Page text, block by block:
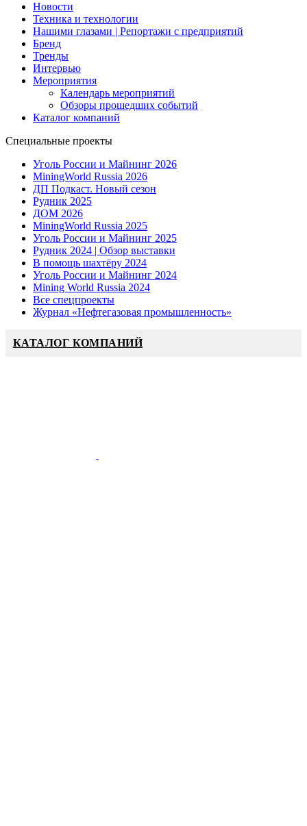
Новости
Техника и технологии
Нашими глазами | Репортажи с предприятий
Бренд
Тренды
Интервью
Мероприятия
Календарь мероприятий
Обзоры прошедших событий
Каталог компаний
Специальные проекты
Уголь России и Майнинг 2026
MiningWorld Russia 2026
ДП Подкаст. Новый сезон
Рудник 2025
ДОМ 2026
MiningWorld Russia 2025
Уголь России и Майнинг 2025
Рудник 2024 | Обзор выставки
В помощь шахтёру 2024
Уголь России и Майнинг 2024
Mining World Russia 2024
Все спецпроекты
Журнал «Нефтегазовая промышленность»
КАТАЛОГ КОМПАНИЙ